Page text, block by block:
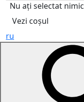
Nu ați selectat nimic
Vezi coșul
ru